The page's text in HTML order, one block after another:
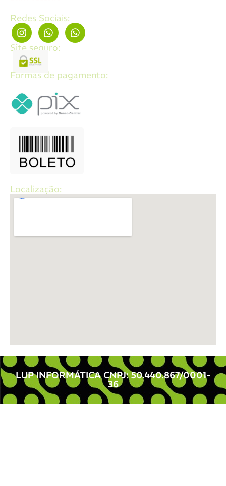
Redes Sociais:
Site seguro:
Formas de pagamento:
Localização:
LUP INFORMÁTICA CNPJ: 50.440.867/0001-
36 ​